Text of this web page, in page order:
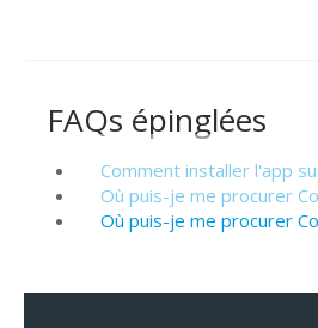
FAQs épinglées
Comment installer l'app
Où puis-je me procurer
Où puis-je me procurer